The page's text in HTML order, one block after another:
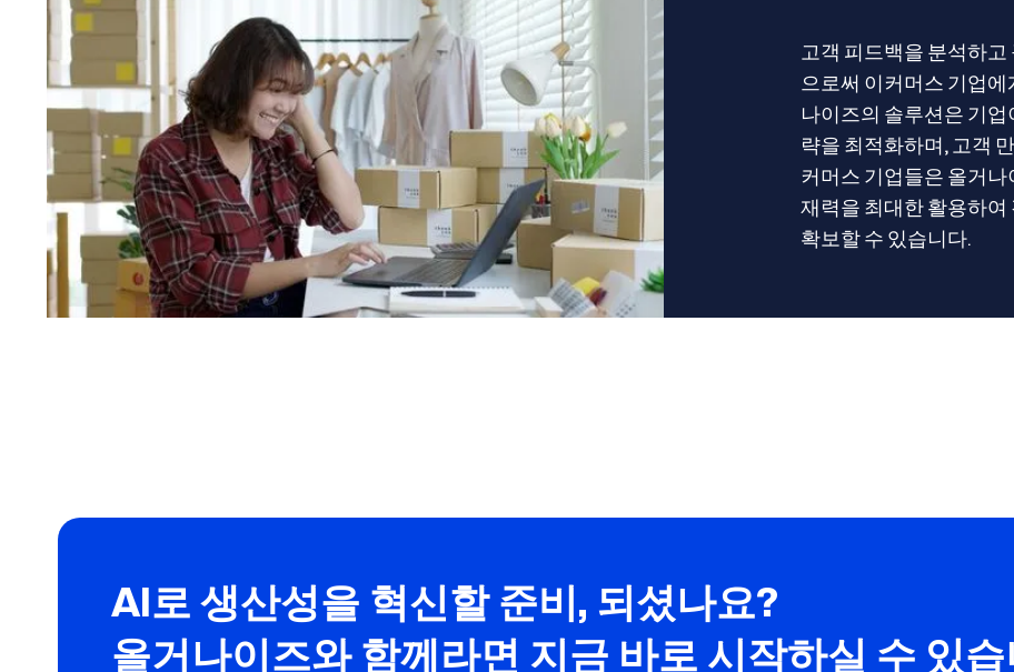
고객 피드백을 분석하
으로써 이커머스 기업
나이즈의 솔루션은 기업
략을 최적화하며, 고객
커머스 기업들은 올거나
재력을 최대한 활용하여
확보할 수 있습니다.
AI로 생산성을 혁신할 준비, 되셨나요?
올거나이즈와 함께라면 지금 바로 시작하실 수 있